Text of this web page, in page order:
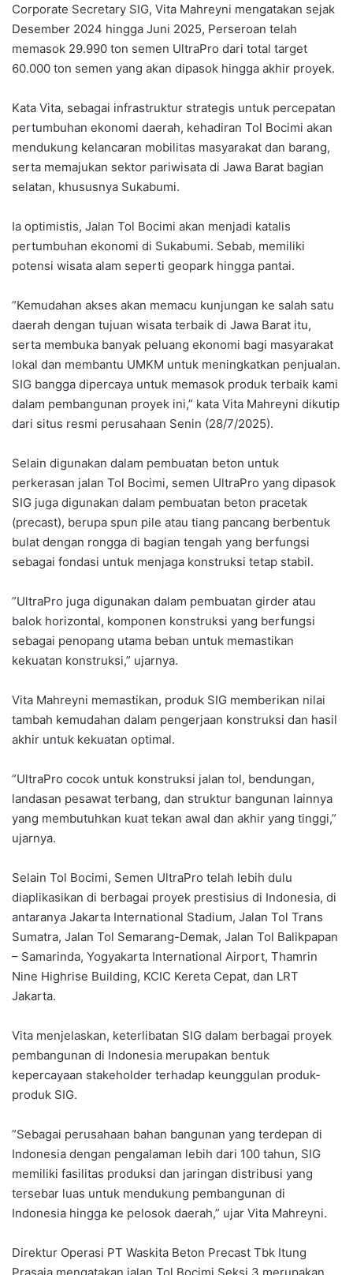
‎Corporate Secretary SIG, Vita Mahreyni mengatakan sejak
Desember 2024 hingga Juni 2025, Perseroan telah
memasok 29.990 ton semen UltraPro dari total target
60.000 ton semen yang akan dipasok hingga akhir proyek.
‎Kata Vita, sebagai infrastruktur strategis untuk percepatan
pertumbuhan ekonomi daerah, kehadiran Tol Bocimi akan
mendukung kelancaran mobilitas masyarakat dan barang,
serta memajukan sektor pariwisata di Jawa Barat bagian
selatan, khususnya Sukabumi.
‎Ia optimistis, Jalan Tol Bocimi akan menjadi katalis
pertumbuhan ekonomi di Sukabumi. Sebab, memiliki
potensi wisata alam seperti geopark hingga pantai.
‎”Kemudahan akses akan memacu kunjungan ke salah satu
daerah dengan tujuan wisata terbaik di Jawa Barat itu,
serta membuka banyak peluang ekonomi bagi masyarakat
lokal dan membantu UMKM untuk meningkatkan penjualan.
SIG bangga dipercaya untuk memasok produk terbaik kami
dalam pembangunan proyek ini,” kata Vita Mahreyni dikutip
dari situs resmi perusahaan Senin (28/7/2025).
‎Selain digunakan dalam pembuatan beton untuk
perkerasan jalan Tol Bocimi, semen UltraPro yang dipasok
SIG juga digunakan dalam pembuatan beton pracetak
(precast), berupa spun pile atau tiang pancang berbentuk
bulat dengan rongga di bagian tengah yang berfungsi
sebagai fondasi untuk menjaga konstruksi tetap stabil.
‎”UltraPro juga digunakan dalam pembuatan girder atau
balok horizontal, komponen konstruksi yang berfungsi
sebagai penopang utama beban untuk memastikan
kekuatan konstruksi,” ujarnya.
‎Vita Mahreyni memastikan, produk SIG memberikan nilai
tambah kemudahan dalam pengerjaan konstruksi dan hasil
akhir untuk kekuatan optimal.
‎”UltraPro cocok untuk konstruksi jalan tol, bendungan,
landasan pesawat terbang, dan struktur bangunan lainnya
yang membutuhkan kuat tekan awal dan akhir yang tinggi,”
ujarnya.
‎Selain Tol Bocimi, Semen UltraPro telah lebih dulu
diaplikasikan di berbagai proyek prestisius di Indonesia, di
antaranya Jakarta International Stadium, Jalan Tol Trans
Sumatra, Jalan Tol Semarang-Demak, Jalan Tol Balikpapan
– Samarinda, Yogyakarta International Airport, Thamrin
Nine Highrise Building, KCIC Kereta Cepat, dan LRT
Jakarta.
‎Vita menjelaskan, keterlibatan SIG dalam berbagai proyek
pembangunan di Indonesia merupakan bentuk
kepercayaan stakeholder terhadap keunggulan produk-
produk SIG.
‎”Sebagai perusahaan bahan bangunan yang terdepan di
Indonesia dengan pengalaman lebih dari 100 tahun, SIG
memiliki fasilitas produksi dan jaringan distribusi yang
tersebar luas untuk mendukung pembangunan di
Indonesia hingga ke pelosok daerah,” ujar Vita Mahreyni.
‎Direktur Operasi PT Waskita Beton Precast Tbk Itung